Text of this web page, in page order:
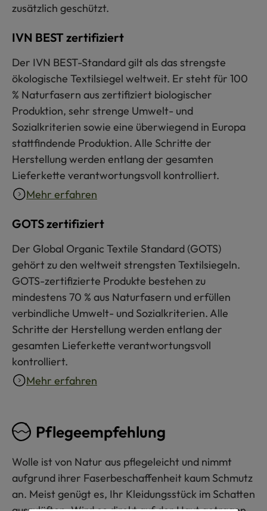
zusätzlich geschützt.
IVN BEST zertifiziert
Der IVN BEST-Standard gilt als das strengste
ökologische Textilsiegel weltweit. Er steht für 100
% Naturfasern aus zertifiziert biologischer
Produktion, sehr strenge Umwelt- und
Sozialkriterien sowie eine überwiegend in Europa
stattfindende Produktion. Alle Schritte der
Herstellung werden entlang der gesamten
Lieferkette verantwortungsvoll kontrolliert.
Mehr erfahren
GOTS zertifiziert
Der Global Organic Textile Standard (GOTS)
gehört zu den weltweit strengsten Textilsiegeln.
GOTS-zertifizierte Produkte bestehen zu
mindestens 70 % aus Naturfasern und erfüllen
verbindliche Umwelt- und Sozialkriterien. Alle
Schritte der Herstellung werden entlang der
gesamten Lieferkette verantwortungsvoll
kontrolliert.
Mehr erfahren
Pflegeempfehlung
Wolle ist von Natur aus pflegeleicht und nimmt
aufgrund ihrer Faserbeschaffenheit kaum Schmutz
an. Meist genügt es, Ihr Kleidungsstück im Schatten